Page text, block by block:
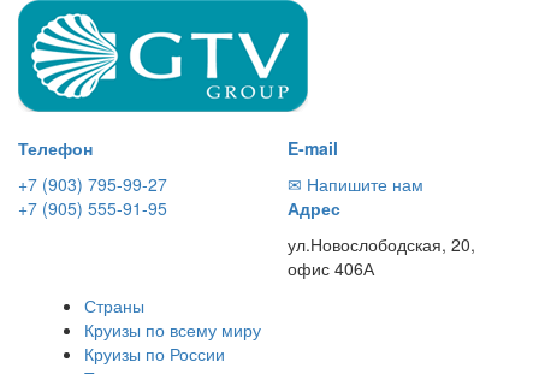
Телефон
+7 (903) 795-99-27
+7 (905) 555-91-95
E-mail
✉ Напишите нам
Адрес
ул.Новослободская, 20,
офис 406А
Страны
Круизы по всему миру
Круизы по России